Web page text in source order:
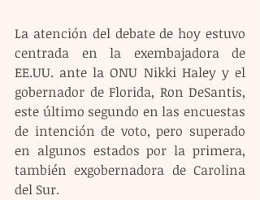
La atención del debate de hoy estuvo
centrada en la exembajadora de
EE.UU. ante la ONU Nikki Haley y el
gobernador de Florida, Ron DeSantis,
este último segundo en las encuestas
de intención de voto, pero superado
en algunos estados por la primera,
también exgobernadora de Carolina
del Sur.